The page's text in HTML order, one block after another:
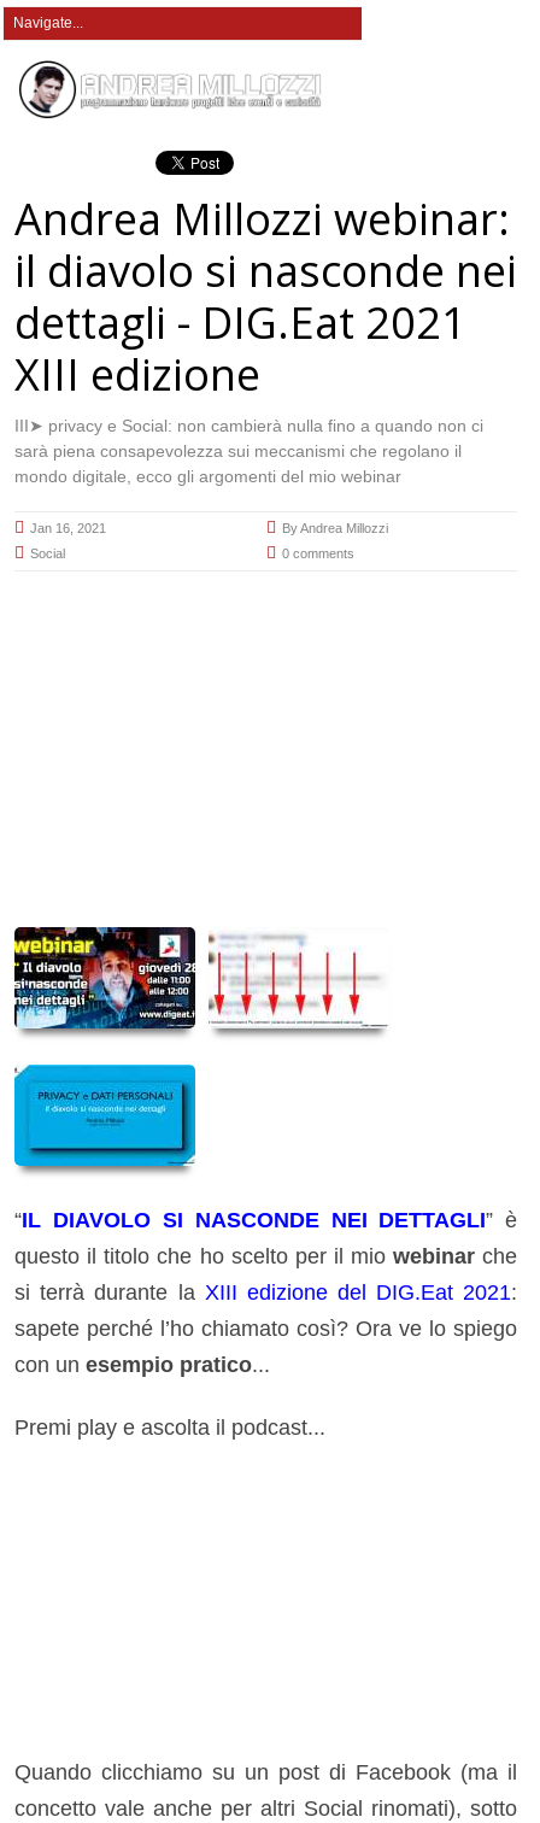
Andrea Millozzi webinar:
il diavolo si nasconde nei
dettagli - DIG.Eat 2021
XIII edizione
III➤ privacy e Social: non cambierà nulla fino a quando non ci
sarà piena consapevolezza sui meccanismi che regolano il
mondo digitale, ecco gli argomenti del mio webinar
Jan 16, 2021 ByAndrea Millozzi
Social
0 comments
“IL DIAVOLO SI NASCONDE NEI DETTAGLI” è
questo il titolo che ho scelto per il miowebinar che
si terrà durante la XIII edizione del DIG.Eat 2021:
sapete perché l’ho chiamato così? Ora ve lo spiego
con un esempio pratico...
Premi play e ascolta il podcast...
Quando clicchiamo su un post di Facebook (ma il
concetto vale anche per altri Social rinomati), sotto